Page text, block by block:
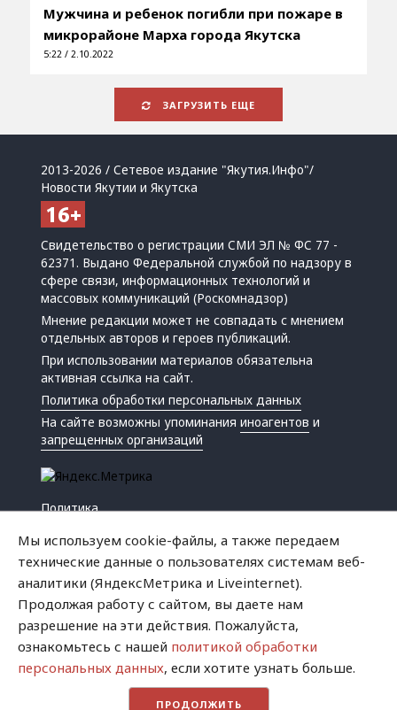
Мужчина и ребенок погибли при пожаре в
микрорайоне Марха города Якутска
5:22 / 2.10.2022
ЗАГРУЗИТЬ ЕЩЕ
2013-2026 / Сетевое издание "Якутия.Инфо"/
Новости Якутии и Якутска
Свидетельство о регистрации СМИ ЭЛ № ФС 77 -
62371. Выдано Федеральной службой по надзору в
сфере связи, информационных технологий и
массовых коммуникаций (Роскомнадзор)
Мнение редакции может не совпадать с мнением
отдельных авторов и героев публикаций.
При использовании материалов обязательна
активная ссылка на сайт.
Политика обработки персональных данных
На сайте возможны упоминанияиноагентов и
запрещенных организаций
Политика
Криминал
Успех
Хватит это терпеть
Мы используем cookie-файлы, а также передаем
технические данные о пользователях системам веб-
аналитики (ЯндексМетрика и Liveinternet).
Продолжая работу с сайтом, вы даете нам
разрешение на эти действия. Пожалуйста,
ознакомьтесь с нашей политикой обработки
персональных данных, если хотите узнать больше.
ПРОДОЛЖИТЬ